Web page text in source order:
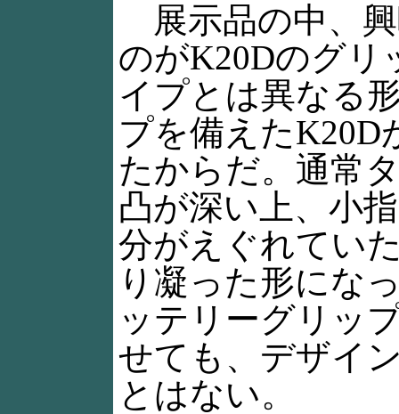
展示品の中、
のがK20Dのグリ
イプとは異なる
プを備えたK20D
たからだ。通常
凸が深い上、小
分がえぐれてい
り凝った形にな
ッテリーグリッ
せても、デザイ
とはない。